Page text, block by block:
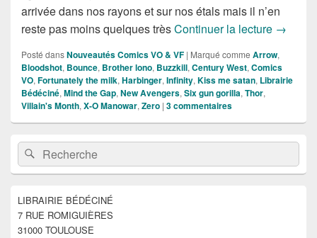
arrivée dans nos rayons et sur nos étals mais il n’en
reste pas moins quelques trèsContinuer la lecture Sorties
→
Posté dansNouveautés Comics VO & VF | Marqué comme Arrow,
Bloodshot, Bounce, Brother lono, Buzzkill, Century West, Comics
VO, Fortunately the milk, Harbinger, Infinity, Kiss me satan, Librairie
Bédéciné, Mind the Gap, New Avengers, Six gun gorilla, Thor,
Villain's Month, X-O Manowar, Zero | 3commentaires
Zone
principale
de
widget
barre
latérale
Recherche :Rechercher
LIBRAIRIE BÉDÉCINÉ
7 RUE ROMIGUIÈRES
31000 TOULOUSE